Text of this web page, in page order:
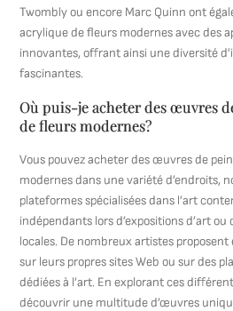
Twombly ou encore Marc Quinn ont
acrylique de fleurs modernes avec des
innovantes, offrant ainsi une diversité
fascinantes.
Où puis-je acheter des œuvres
de fleurs modernes?
Vous pouvez acheter des œuvres de
modernes dans une variété d’endroits,
plateformes spécialisées dans l’art
indépendants lors d’expositions d’art ou
locales. De nombreux artistes
sur leurs propres sites Web ou sur des
dédiées à l’art. En explorant ces
découvrir une multitude d’œuvres